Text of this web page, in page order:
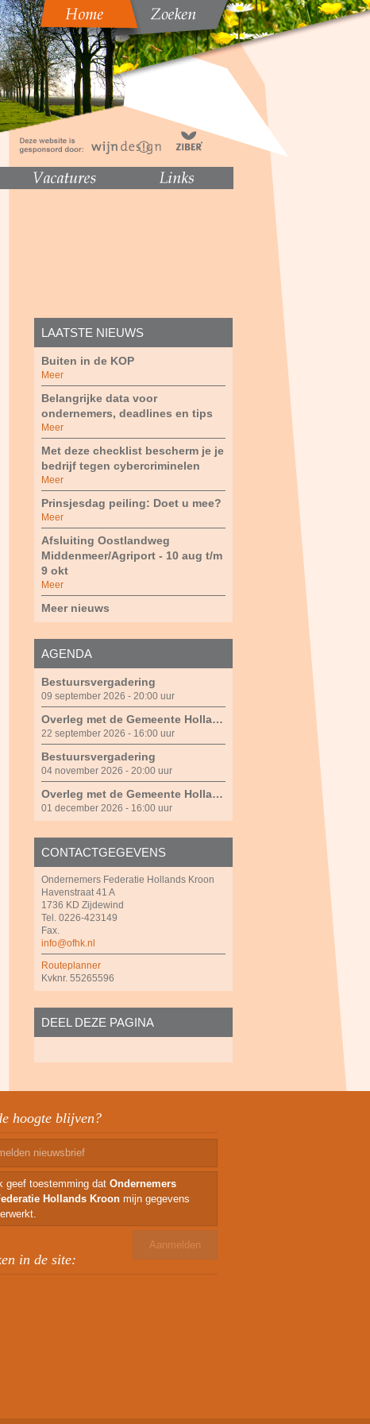
LAATSTE NIEUWS
Buiten in de KOP
Meer
Belangrijke data voor
ondernemers, deadlines en tips
Meer
Met deze checklist bescherm je je
bedrijf tegen cybercriminelen
Meer
Prinsjesdag peiling: Doet u mee?
Meer
Afsluiting Oostlandweg
Middenmeer/Agriport - 10 aug t/m
9 okt
Meer
Meer nieuws
AGENDA
Bestuursvergadering
09 september 2026 - 20:00 uur
Overleg met de Gemeente Hollands kroon
22 september 2026 - 16:00 uur
Bestuursvergadering
04 november 2026 - 20:00 uur
Overleg met de Gemeente Hollands Kroon
01 december 2026 - 16:00 uur
CONTACTGEGEVENS
Ondernemers Federatie Hollands Kroon
Havenstraat 41 A
1736 KD Zijdewind
Tel. 0226-423149
Fax.
info@ofhk.nl
Routeplanner
Kvknr. 55265596
DEEL DEZE PAGINA
hoogte blijven?
geef toestemming dat Ondernemers
Hollands Kroon mijn gegevens
in de site: